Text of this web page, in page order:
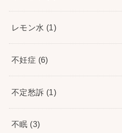
レモン水 (1)
不妊症 (6)
不定愁訴 (1)
不眠 (3)